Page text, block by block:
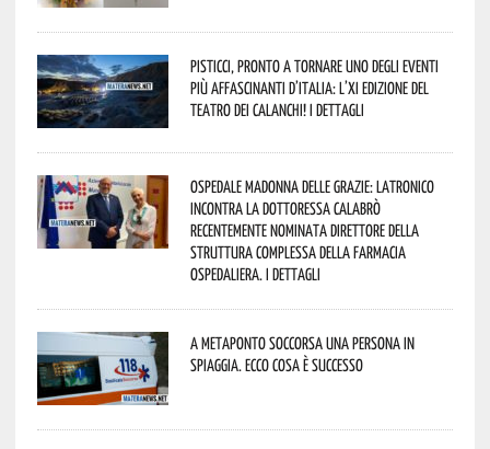
Pisticci, pronto a tornare uno degli eventi
più affascinanti d’Italia: l’XI edizione del
Teatro dei Calanchi! I dettagli
Ospedale Madonna delle Grazie: Latronico
incontra la dottoressa Calabrò
recentemente nominata Direttore della
Struttura Complessa della Farmacia
Ospedaliera. I dettagli
A Metaponto soccorsa una persona in
spiaggia. Ecco cosa è successo